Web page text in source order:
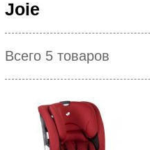
Joie
Всего 5 товаров